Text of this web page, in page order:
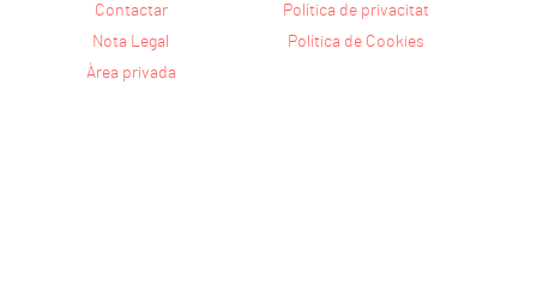
Contactar
Política de privacitat
Nota Legal
Política de Cookies
Àrea privada